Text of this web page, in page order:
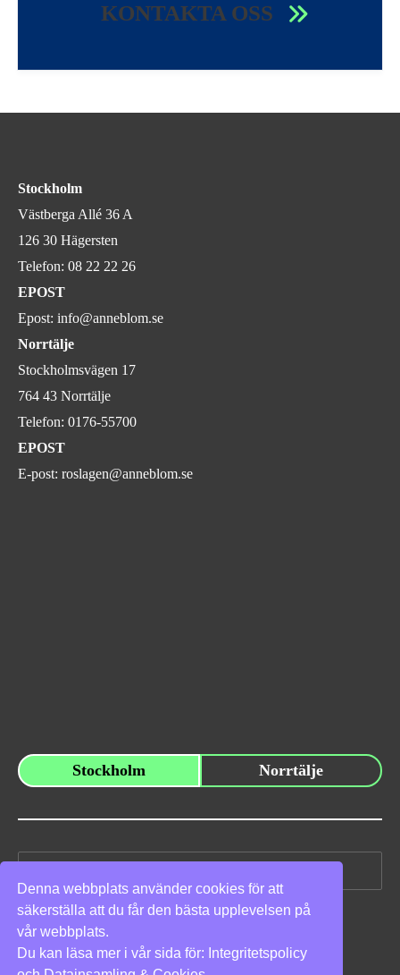
Denna webbplats använder cookies för att
säkerställa att du får den bästa upplevelsen på
vår webbplats.
Du kan läsa mer i vår sida för: Integritetspolicy
KONTAKTA OSS
Stockholm
Västberga Allé 36 A
126 30 Hägersten
Telefon: 08 22 22 26
EPOST
Epost: info@anneblom.se
Norrtälje
Stockholmsvägen 17
764 43 Norrtälje
Telefon: 0176-55700
EPOST
E-post: roslagen@anneblom.se
Stockholm Norrtälje
Sök
efter:
Vi stöder